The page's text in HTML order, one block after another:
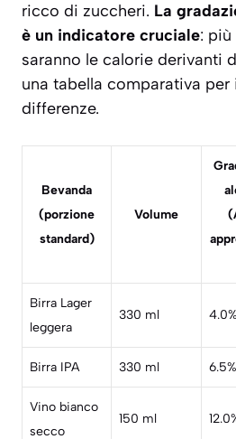
ricco di zuccheri. La
è un indicatore cruciale:
saranno le calorie derivanti
una tabella comparativa per
differenze.
Bevanda
(porzione
standard)
Volume
Birra Lager
leggera
330 ml 4.0%
Birra IPA 330 ml 6.5%
Vino bianco
secco
150 ml